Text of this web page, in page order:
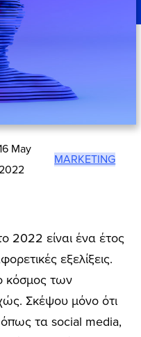
May
MARKETING
2022 είναι ένα έτος
εξελίξεις.
κόσμος των
Σκέψου μόνο ότι
τα social media,